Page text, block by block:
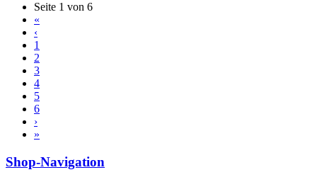
Seite 1 von 6
«
‹
1
2
3
4
5
6
›
»
Shop-Navigation